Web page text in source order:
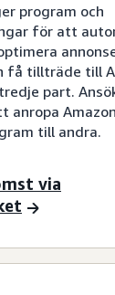
program och
för att
få tillträde till
part.
Amazon
till andra.
via